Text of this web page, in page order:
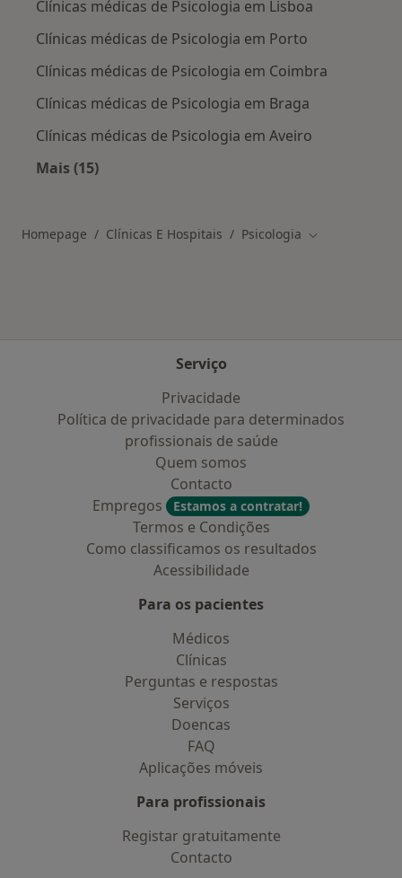
Clínicas médicas de Psicologia em Lisboa
Clínicas médicas de Psicologia em Porto
Clínicas médicas de Psicologia em Coimbra
Clínicas médicas de Psicologia em Braga
Clínicas médicas de Psicologia em Aveiro
Mais (15)
Homepage Clínicas E Hospitais Psicologia Mudar de
Serviço
Privacidade
Política de privacidade para determinados
profissionais de saúde
Quem somos
Contacto
Empregos
Estamos a contratar!
Termos e Condições
Como classificamos os resultados
Acessibilidade
Para os pacientes
Médicos
Clínicas
Perguntas e respostas
Serviços
Doencas
FAQ
Aplicações móveis
Para profissionais
Registar gratuitamente
Contacto